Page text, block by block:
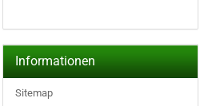
Informationen
Sitemap